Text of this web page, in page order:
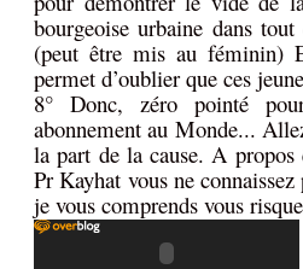
bourgeoise urbaine dans
(peut être mis au féminin)
permet d’oublier que ces
8° Donc, zéro pointé
abonnement au Monde...
la part de la cause. A
Pr Kayhat vous ne
je vous comprends vous